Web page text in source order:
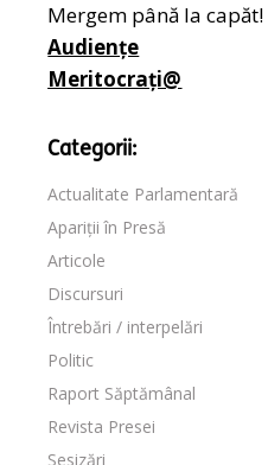
Mergem până la capăt!
Audiențe
Meritocrați@
Categorii:
Actualitate Parlamentară
Apariții în Presă
Articole
Discursuri
Întrebări / interpelări
Politic
Raport Săptămânal
Revista Presei
Sesizări